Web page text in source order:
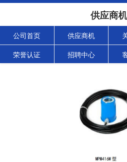
供应商机
公司首页 供应商机
荣誉认证 招聘中心